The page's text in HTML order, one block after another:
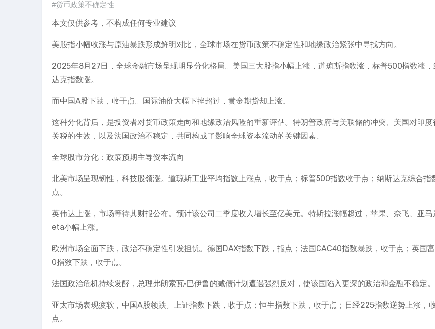
#货币政策不确定性
本文仅供参考，不构成任何专业建议
美股指小幅收涨与原油暴跌形成鲜明对比，全球市场在货币政策不确定性和地缘政治紧张中寻找方向。
2025年8月27日，全球金融市场呈现明显分化格局。美国三大股指小幅上涨，道琼斯指数涨，标普500指数涨，
达克指数涨。
而中国A股下跌，收于点。国际油价大幅下挫超过，黄金期货却上涨。
这种分化背后，是投资者对货币政策走向和地缘政治风险的重新评估。特朗普政府与美联储的冲突、美国对印度
关税的生效，以及法国政治不稳定，共同构成了影响全球资本流动的关键因素。
全球股市分化：政策预期主导资本流向
北美市场呈现韧性，科技股领涨。道琼斯工业平均指数上涨点，收于点；标普500指数收于点；纳斯达克综合指
点。
英伟达上涨，市场等待其财报公布。预计该公司二季度收入增长至亿美元。特斯拉涨幅超过，苹果、奈飞、亚马
eta小幅上涨。
欧洲市场全面下跌，政治不确定性引发担忧。德国DAX指数下跌，报点；法国CAC40指数暴跌，收于点；英国
0指数下跌，收于点。
法国政治危机持续发酵，总理弗朗索瓦·巴伊鲁的减债计划遭遇强烈反对，使该国陷入更深的政治和金融不稳定。
亚太市场表现疲软，中国A股领跌。上证指数下跌，收于点；恒生指数下跌，收于点；日经225指数逆势上涨，
点。